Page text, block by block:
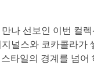
나 선보인 이번 컬
지널스와 코카콜라
타일의 경계를 넘